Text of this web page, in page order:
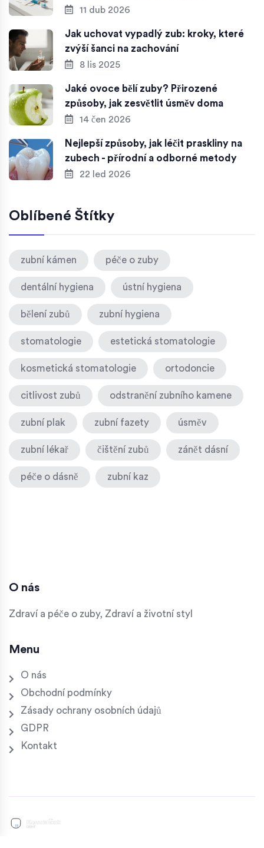
11 dub 2026
Jak uchovat vypadlý zub: kroky, které
zvýší šanci na zachování
8 lis 2025
Jaké ovoce bělí zuby? Přirozené
způsoby, jak zesvětlit úsměv doma
14 čen 2026
Nejlepší způsoby, jak léčit praskliny na
zubech - přírodní a odborné metody
22 led 2026
Oblíbené Štítky
zubní kámen péče o zuby
dentální hygiena ústní hygiena
bělení zubů zubní hygiena
stomatologie estetická stomatologie
kosmetická stomatologie ortodoncie
citlivost zubů odstranění zubního kamene
zubní plak zubní fazety úsměv
zubní lékař čištění zubů zánět dásní
péče o dásně zubní kaz
O nás
Zdraví a péče o zuby, Zdraví a životní styl
Menu
O nás
Obchodní podmínky
Zásady ochrany osobních údajů
GDPR
Kontakt